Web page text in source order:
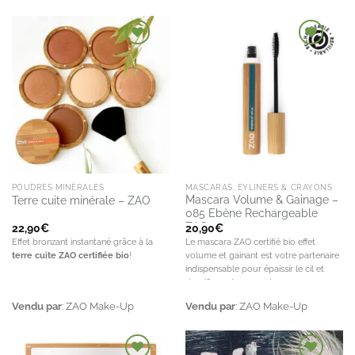
volume et hydratation, réduit
les risques de rougeur et
Ajouter à la
liste de
souhaits
POUDRES MINÉRALES
Terre cuite minérale – ZAO
22,90€
Effet bronzant instantané grâce à la
terre cuite ZAO certifiée bio!
Vendu par: ZAO Make-Up
Ajouter à la
souhaits
MASCARAS, EYLINERS & CRAYONS
Mascara Volume & Gainage –
085 Ebène Rechargeable
ZAO
20,90€
Le mascara ZAO certifié bio effet
volume et gainant est votre partenaire
indispensable pour épaissir le cil et
densifier votre regard.
Vendu par: ZAO Make-Up